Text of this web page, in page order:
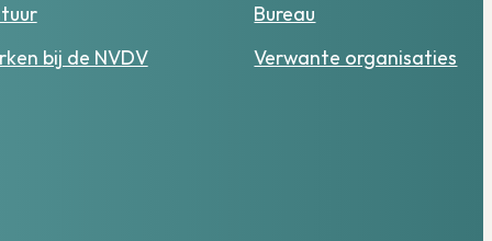
Bureau
bij de NVDV
Verwante organisaties